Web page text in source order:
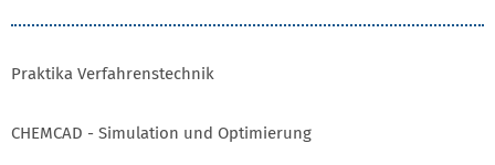
Praktika Verfahrenstechnik
CHEMCAD - Simulation und Optimierung